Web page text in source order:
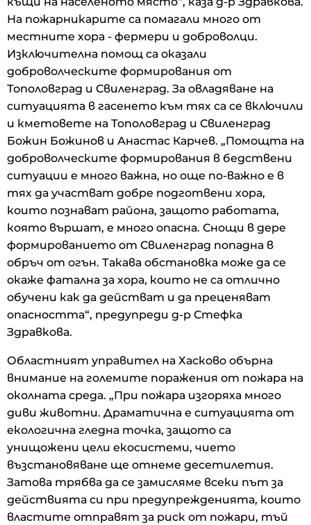
На пожарникарите са помагали много от
местните хора - фермери и доброволци.
Изключителна помощ са оказали
доброволческите формирования от
Тополовград и Свиленград. За овладяване на
ситуацията в гасенето към тях са се включили
и кметовете на Тополовград и Свиленград
Божин Божинов и Анастас Карчев. „Помощта на
доброволческите формирования в бедствени
ситуации е много важна, но още по-важно е в
тях да участват добре подготвени хора,
които познават района, защото работата,
която вършат, е много опасна. Снощи в дере
формированието от Свиленград попадна в
обръч от огън. Такава обстановка може да се
окаже фатална за хора, които не са отлично
обучени как да действат и да преценяват
опасността“, предупреди д-р Стефка
Здравкова.
Областният управител на Хасково обърна
внимание на големите поражения от пожара на
околната среда. „При пожара изгоряха много
диви животни. Драматична е ситуацията от
екологична гледна точка, защото са
унищожени цели екосистеми, чието
възстановяване ще отнеме десетилетия.
Затова трябва да се замисляме всеки път за
действията си при предупрежденията, които
властите отправят за риск от пожари, тъй